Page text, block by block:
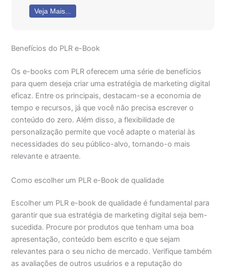
Veja Mais...
Benefícios do PLR e-Book
Os e-books com PLR oferecem uma série de benefícios
para quem deseja criar uma estratégia de marketing digital
eficaz. Entre os principais, destacam-se a economia de
tempo e recursos, já que você não precisa escrever o
conteúdo do zero. Além disso, a flexibilidade de
personalização permite que você adapte o material às
necessidades do seu público-alvo, tornando-o mais
relevante e atraente.
Como escolher um PLR e-Book de qualidade
Escolher um PLR e-book de qualidade é fundamental para
garantir que sua estratégia de marketing digital seja bem-
sucedida. Procure por produtos que tenham uma boa
apresentação, conteúdo bem escrito e que sejam
relevantes para o seu nicho de mercado. Verifique também
as avaliações de outros usuários e a reputação do